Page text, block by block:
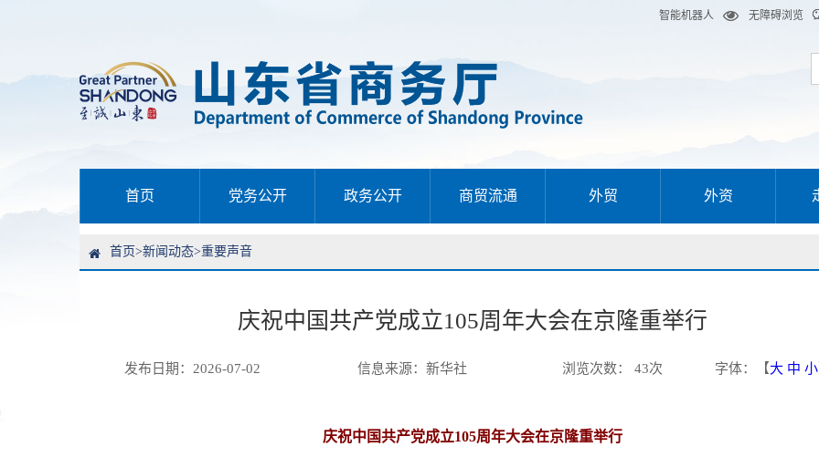
智能机器人 无障碍浏览
首页 党务公开 政务公开 商贸流通 外贸 外资
首页>新闻动态>重要声音
庆祝中国共产党成立105周年大会在京隆重举行
发布日期：2026-07-02 信息来源： 新华社 浏览次数： 43次 字体：【大中 小
庆祝中国共产党成立105周年大会在京隆重举行